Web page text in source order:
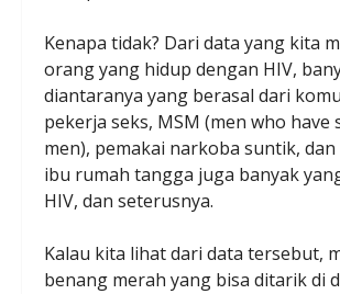
Kenapa tidak? Dari data yang kita
orang yang hidup dengan HIV,
diantaranya yang berasal dari
pekerja seks, MSM (men who have
men), pemakai narkoba suntik,
ibu rumah tangga juga banyak
HIV, dan seterusnya.
Kalau kita lihat dari data tersebut,
benang merah yang bisa ditarik di